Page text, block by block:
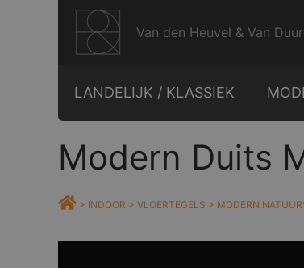
Van den Heuvel & Van
LANDELIJK / KLASSIEK
Modern Duits
> INDOOR > VLOERTEGELS > MODERN